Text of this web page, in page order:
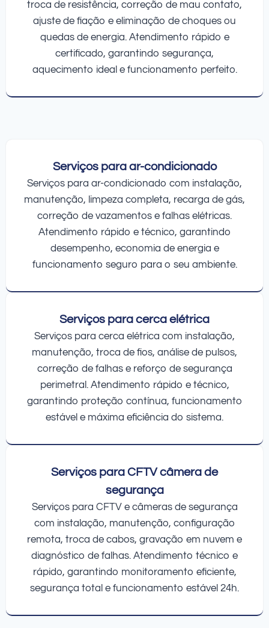
troca de resistência, correção de mau contato,
ajuste de fiação e eliminação de choques ou
quedas de energia. Atendimento rápido e
certificado, garantindo segurança,
aquecimento ideal e funcionamento perfeito.
Serviços para ar-condicionado
Serviços para ar-condicionado com instalação,
manutenção, limpeza completa, recarga de gás,
correção de vazamentos e falhas elétricas.
Atendimento rápido e técnico, garantindo
desempenho, economia de energia e
funcionamento seguro para o seu ambiente.
Serviços para cerca elétrica
Serviços para cerca elétrica com instalação,
manutenção, troca de fios, análise de pulsos,
correção de falhas e reforço de segurança
perimetral. Atendimento rápido e técnico,
garantindo proteção contínua, funcionamento
estável e máxima eficiência do sistema.
Serviços para CFTV câmera de
segurança
Serviços para CFTV e câmeras de segurança
com instalação, manutenção, configuração
remota, troca de cabos, gravação em nuvem e
diagnóstico de falhas. Atendimento técnico e
rápido, garantindo monitoramento eficiente,
segurança total e funcionamento estável 24h.